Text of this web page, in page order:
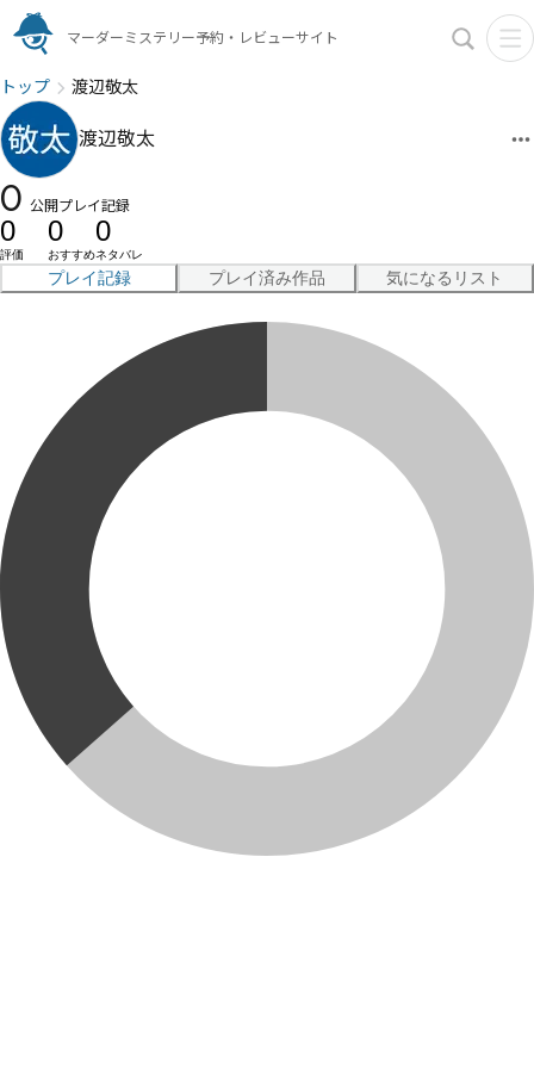
マーダーミステリー予約・レビューサイト
トップ 渡辺敬太
渡辺敬太
0 公開プレイ記録
0
評価
0
おすすめ
0
ネタバレ
プレイ記録 プレイ済み作品 気になるリスト